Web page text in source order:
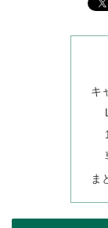
キ
ま